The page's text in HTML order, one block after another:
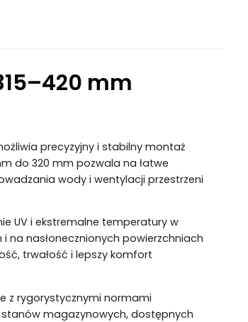
mm
precyzyjny i stabilny montaż
do 320 mm pozwala na łatwe
wody i wentylacji przestrzeni
UV i ekstremalne temperatury w
na nasłonecznionych powierzchniach
trwałość i lepszy komfort
z rygorystycznymi normami
magazynowych, dostępnych